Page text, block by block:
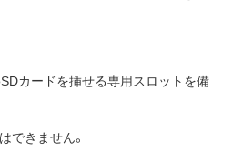
カードを挿せる専用スロットを備
できません。